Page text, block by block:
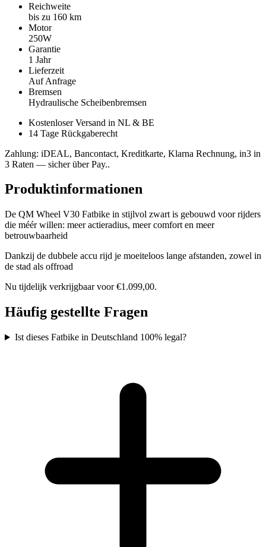
Reichweite
bis zu 160 km
Motor
250W
Garantie
1 Jahr
Lieferzeit
Auf Anfrage
Bremsen
Hydraulische Scheibenbremsen
Kostenloser Versand in NL & BE
14 Tage Rückgaberecht
Zahlung: iDEAL, Bancontact, Kreditkarte, Klarna Rechnung, in3 in
3 Raten — sicher über Pay..
Produktinformationen
De QM Wheel V30 Fatbike in stijlvol zwart is gebouwd voor rijders
die méér willen: meer actieradius, meer comfort en meer
betrouwbaarheid
Dankzij de dubbele accu rijd je moeiteloos lange afstanden, zowel in
de stad als offroad
Nu tijdelijk verkrijgbaar voor €1.099,00.
Häufig gestellte Fragen
Ist dieses Fatbike in Deutschland 100% legal?